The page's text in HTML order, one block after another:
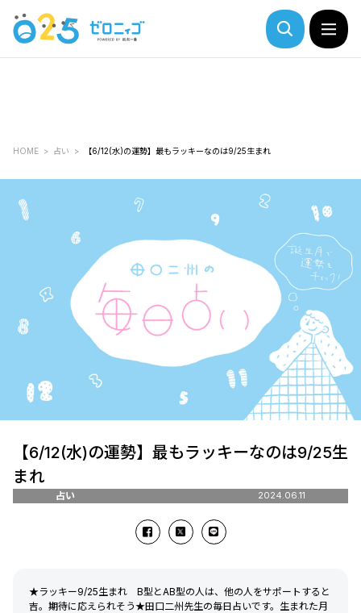
HOME 占い 【6/12(水)の運勢】最もラッキーなのは9/25生まれ
【6/12(水)の運勢】最もラッキーなのは9/25生
まれ
占い 2024.06.11
★ラッキー9/25生まれ B型とAB型の人は、他の人をサポートすると
吉。期待に応えられそう★田口二州先生の毎日占いです。生まれた月